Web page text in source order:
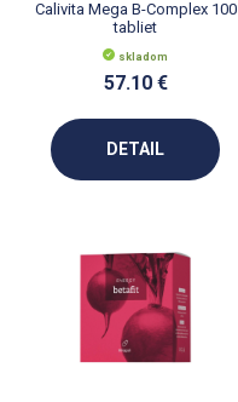
Calivita Mega B-Complex 100
tabliet
skladom
57.10 €
DETAIL